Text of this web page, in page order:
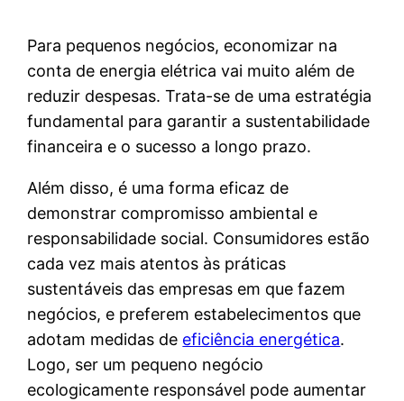
Para pequenos negócios, economizar na
conta de energia elétrica vai muito além de
reduzir despesas. Trata-se de uma estratégia
fundamental para garantir a sustentabilidade
financeira e o sucesso a longo prazo.
Além disso, é uma forma eficaz de
demonstrar compromisso ambiental e
responsabilidade social. Consumidores estão
cada vez mais atentos às práticas
sustentáveis das empresas em que fazem
negócios, e preferem estabelecimentos que
adotam medidas de eficiência energética.
Logo, ser um pequeno negócio
ecologicamente responsável pode aumentar